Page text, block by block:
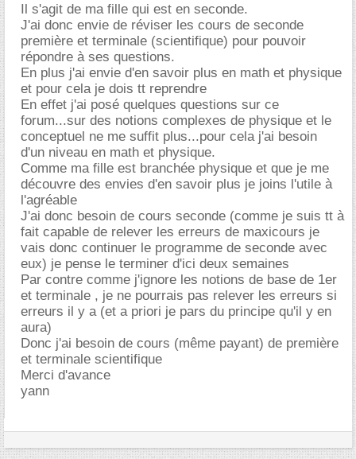
Il s'agit de ma fille qui est en seconde.
J'ai donc envie de réviser les cours de seconde
première et terminale (scientifique) pour pouvoir
répondre à ses questions.
En plus j'ai envie d'en savoir plus en math et physique
et pour cela je dois tt reprendre
En effet j'ai posé quelques questions sur ce
forum...sur des notions complexes de physique et le
conceptuel ne me suffit plus...pour cela j'ai besoin
d'un niveau en math et physique.
Comme ma fille est branchée physique et que je me
découvre des envies d'en savoir plus je joins l'utile à
l'agréable
J'ai donc besoin de cours seconde (comme je suis tt à
fait capable de relever les erreurs de maxicours je
vais donc continuer le programme de seconde avec
eux) je pense le terminer d'ici deux semaines
Par contre comme j'ignore les notions de base de 1er
et terminale , je ne pourrais pas relever les erreurs si
erreurs il y a (et a priori je pars du principe qu'il y en
aura)
Donc j'ai besoin de cours (même payant) de première
et terminale scientifique
Merci d'avance
yann